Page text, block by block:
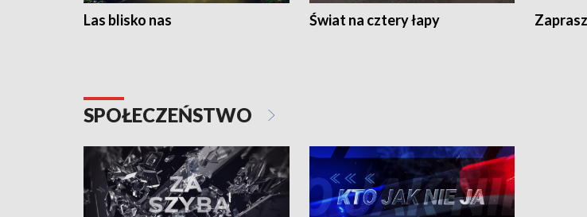
Las blisko nas Świat na cztery łapy
SPOŁECZEŃSTWO